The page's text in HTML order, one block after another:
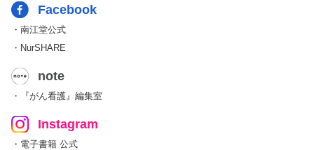
Facebook
・南江堂公式
・NurSHARE
note
・『がん看護』編集室
Instagram
・電子書籍 公式